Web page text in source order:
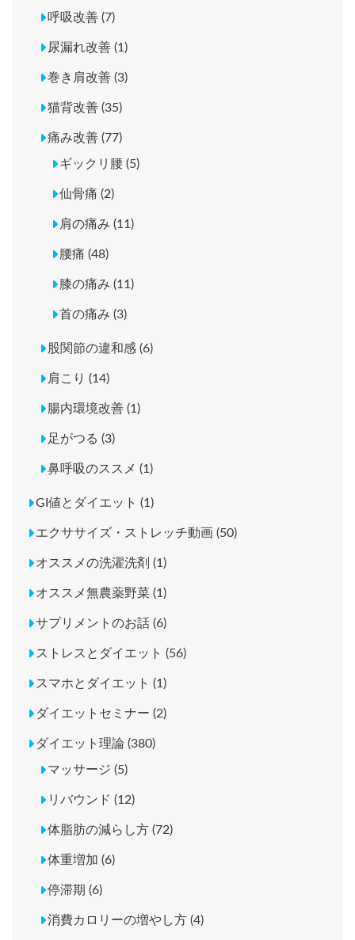
呼吸改善 (7)
尿漏れ改善 (1)
巻き肩改善 (3)
猫背改善 (35)
痛み改善 (77)
ギックリ腰 (5)
仙骨痛 (2)
肩の痛み (11)
腰痛 (48)
膝の痛み (11)
首の痛み (3)
股関節の違和感 (6)
肩こり (14)
腸内環境改善 (1)
足がつる (3)
鼻呼吸のススメ (1)
GI値とダイエット (1)
エクササイズ・ストレッチ動画 (50)
オススメの洗濯洗剤 (1)
オススメ無農薬野菜 (1)
サプリメントのお話 (6)
ストレスとダイエット (56)
スマホとダイエット (1)
ダイエットセミナー (2)
ダイエット理論 (380)
マッサージ (5)
リバウンド (12)
体脂肪の減らし方 (72)
体重増加 (6)
停滞期 (6)
消費カロリーの増やし方 (4)